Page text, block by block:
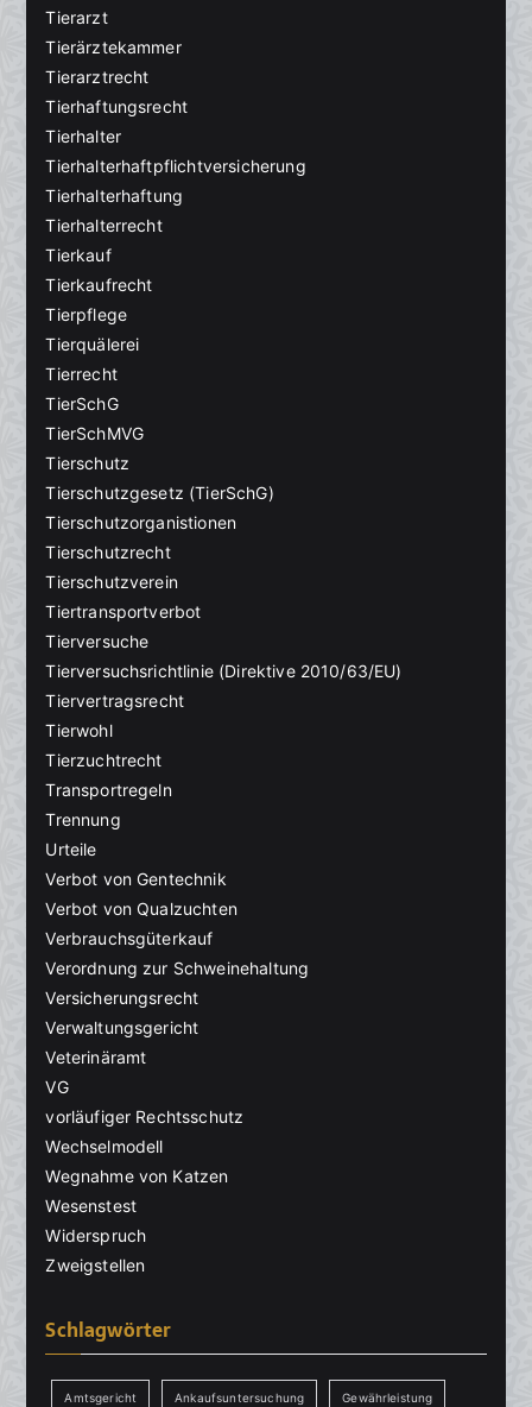
Tierarzt
Tierärztekammer
Tierarztrecht
Tierhaftungsrecht
Tierhalter
Tierhalterhaftpflichtversicherung
Tierhalterhaftung
Tierhalterrecht
Tierkauf
Tierkaufrecht
Tierpflege
Tierquälerei
Tierrecht
TierSchG
TierSchMVG
Tierschutz
Tierschutzgesetz (TierSchG)
Tierschutzorganistionen
Tierschutzrecht
Tierschutzverein
Tiertransportverbot
Tierversuche
Tierversuchsrichtlinie (Direktive 2010/63/EU)
Tiervertragsrecht
Tierwohl
Tierzuchtrecht
Transportregeln
Trennung
Urteile
Verbot von Gentechnik
Verbot von Qualzuchten
Verbrauchsgüterkauf
Verordnung zur Schweinehaltung
Versicherungsrecht
Verwaltungsgericht
Veterinäramt
VG
vorläufiger Rechtsschutz
Wechselmodell
Wegnahme von Katzen
Wesenstest
Widerspruch
Zweigstellen
Schlagwörter
Amtsgericht Ankaufsuntersuchung Gewährleistung